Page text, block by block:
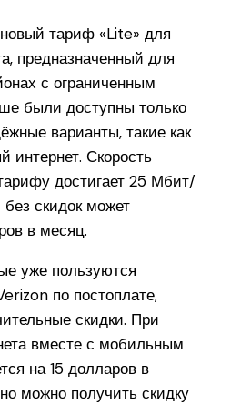
тариф «Lite» для
предназначенный для
с ограниченным
были доступны только
варианты, такие как
интернет. Скорость
достигает 25 Мбит/
скидок может
в месяц.
уже пользуются
по постоплате,
скидки. При
вместе с мобильным
на 15 долларов в
можно получить скидку